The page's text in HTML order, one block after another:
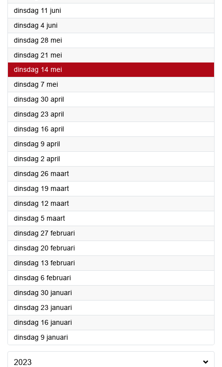
dinsdag 11 juni2024
dinsdag 4 juni2024
dinsdag 28 mei2024
dinsdag 21 mei2024
dinsdag 14 mei2024
dinsdag 7 mei2024
dinsdag 30 april2024
dinsdag 23 april2024
dinsdag 16 april2024
dinsdag 9 april2024
dinsdag 2 april2024
dinsdag 26 maart2024
dinsdag 19 maart2024
dinsdag 12 maart2024
dinsdag 5 maart2024
dinsdag 27 februari2024
dinsdag 20 februari2024
dinsdag 13 februari2024
dinsdag 6 februari2024
dinsdag 30 januari2024
dinsdag 23 januari2024
dinsdag 16 januari2024
dinsdag 9 januari2024
2023